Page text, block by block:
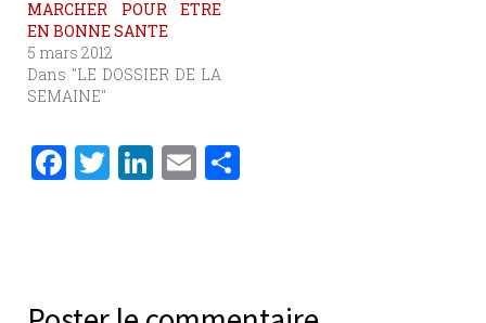
MARCHER POUR ETRE
EN BONNE SANTE
5 mars 2012
Dans "LE DOSSIER DE LA
SEMAINE"
F
b
T
r
Li E
er